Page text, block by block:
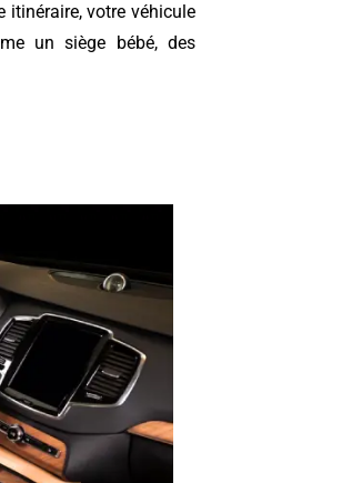
itinéraire, votre véhicule
un siège bébé, des